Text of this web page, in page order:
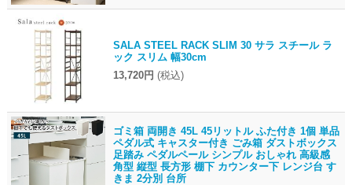
SALA STEEL RACK SLIM 30 サラ スチール ラ
ック スリム 幅30cm
13,720円 (税込)
ゴミ箱 両開き 45L 45リットル ふた付き 1個 単品
ペダル式 キャスター付き ごみ箱 ダストボックス
足踏み ペダルペール シンプル おしゃれ 高級感
角型 縦型 長方形 棚下 カウンター下 レンジ台 す
きま 2分別 台所